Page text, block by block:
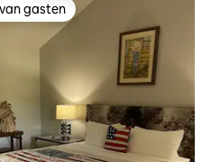
gasten
gasten